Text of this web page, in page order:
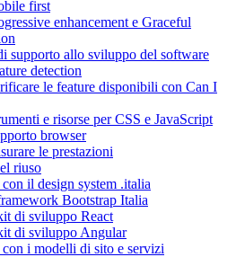
first
enhancement e Graceful
supporto allo sviluppo del software
detection
le feature disponibili con Can I
e risorse per CSS e JavaScript
browser
le prestazioni
riuso
il design system .italia
Bootstrap Italia
di sviluppo React
di sviluppo Angular
i modelli di sito e servizi